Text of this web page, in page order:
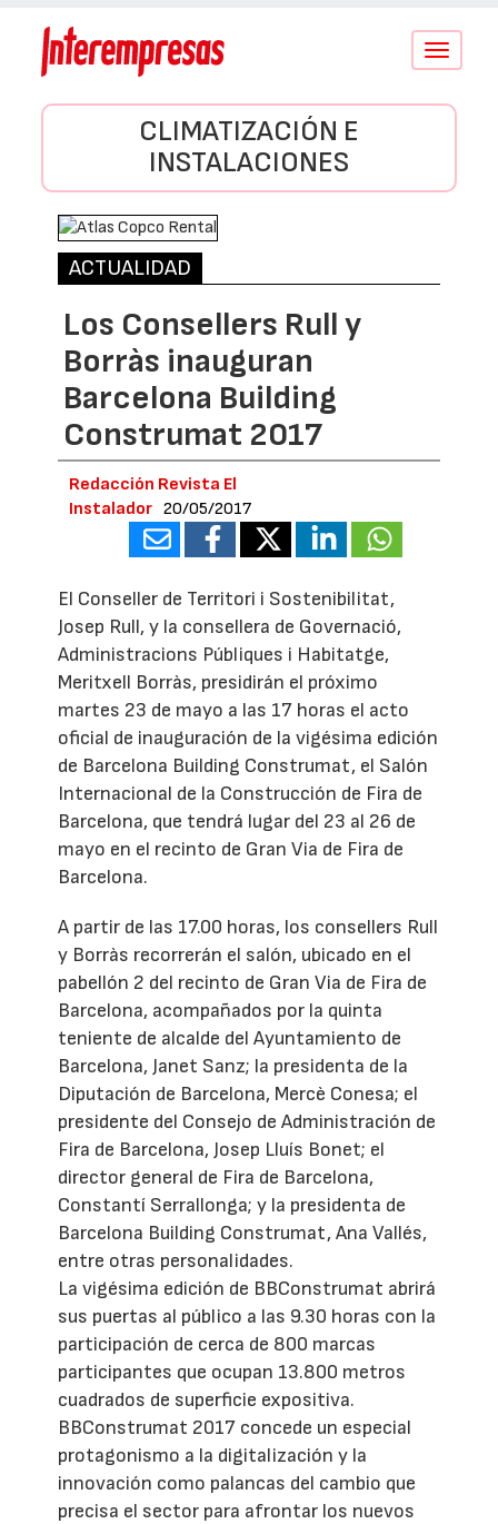
Conmutar
CLIMATIZACIÓN E
INSTALACIONES
ACTUALIDAD
Los Consellers Rull y
Borràs inauguran
Barcelona Building
Construmat 2017
Redacción Revista El
Instalador 20/05/2017
El Conseller de Territori i Sostenibilitat,
Josep Rull, y la consellera de Governació,
Administracions Públiques i Habitatge,
Meritxell Borràs, presidirán el próximo
martes 23 de mayo a las 17 horas el acto
oficial de inauguración de la vigésima edición
de Barcelona Building Construmat, el Salón
Internacional de la Construcción de Fira de
Barcelona, que tendrá lugar del 23 al 26 de
mayo en el recinto de Gran Via de Fira de
Barcelona.
A partir de las 17.00 horas, los consellers Rull
y Borràs recorrerán el salón, ubicado en el
pabellón 2 del recinto de Gran Via de Fira de
Barcelona, acompañados por la quinta
teniente de alcalde del Ayuntamiento de
Barcelona, Janet Sanz; la presidenta de la
Diputación de Barcelona, Mercè Conesa; el
presidente del Consejo de Administración de
Fira de Barcelona, Josep Lluís Bonet; el
director general de Fira de Barcelona,
Constantí Serrallonga; y la presidenta de
Barcelona Building Construmat, Ana Vallés,
entre otras personalidades.
La vigésima edición de BBConstrumat abrirá
sus puertas al público a las 9.30 horas con la
participación de cerca de 800 marcas
participantes que ocupan 13.800 metros
cuadrados de superficie expositiva.
BBConstrumat 2017 concede un especial
protagonismo a la digitalización y la
innovación como palancas del cambio que
precisa el sector para afrontar los nuevos